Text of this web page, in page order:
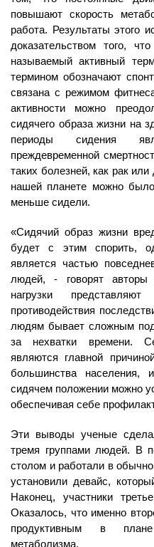
повышают скорость
работа. Результаты этого
доказательством того,
называемыйактивный
термином обозначают
связана с режимом
активности можно
сидячего образа жизни на
периоды сидения
преждевременной
таких болезней, как рак
нашей планете можно
меньше сидели.
«Сидячий образ жизни
будет с этим спорить,
является частью
людей, - говорят авторы
нагрузки
противодействия
людям бывает сложным
за нехватки времени.
являются главной
большинства
сидячем положении можно
обеспечивая себе
Эти выводы ученые
тремя группами людей. В
столом и работали в
установили девайс,
Наконец, участники
Оказалось, что именно
продуктивным в плане
метаболизма.